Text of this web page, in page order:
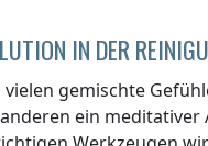
IN DER
gemischte
ein meditativer